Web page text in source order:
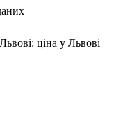
ціна у Львові